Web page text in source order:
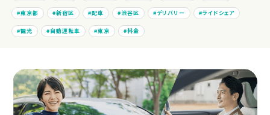
東京都 新宿区 配車 渋谷区 デリバリー ライドシェア
観光 自動運転車 東京 料金